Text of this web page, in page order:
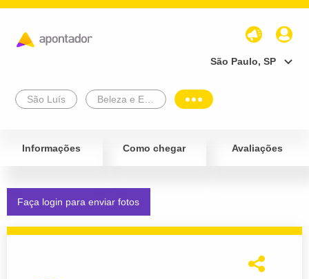
São Paulo, SP
São Luís
Informações Como chegar Avaliações
Faça login para enviar fotos